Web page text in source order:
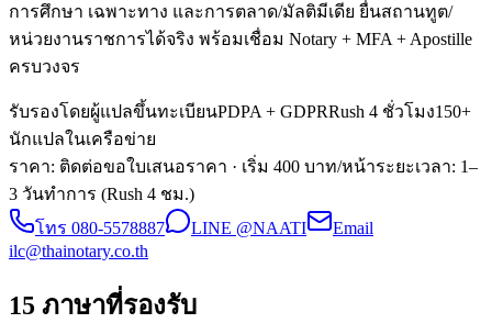
การศึกษา เฉพาะทาง และการตลาด/มัลติมีเดีย ยื่นสถานทูต/
หน่วยงานราชการได้จริง พร้อมเชื่อม Notary + MFA + Apostille
ครบวงจร
รับรองโดยผู้แปลขึ้นทะเบียนPDPA + GDPRRush 4 ชั่วโมง150+
นักแปลในเครือข่าย
ราคา: ติดต่อขอใบเสนอราคา · เริ่ม 400 บาท/หน้าระยะเวลา: 1–
3 วันทำการ (Rush 4 ชม.)
โทร 080-5578887 LINE @NAATI
Email
ilc@thainotary.co.th
15 ภาษาที่รองรับ